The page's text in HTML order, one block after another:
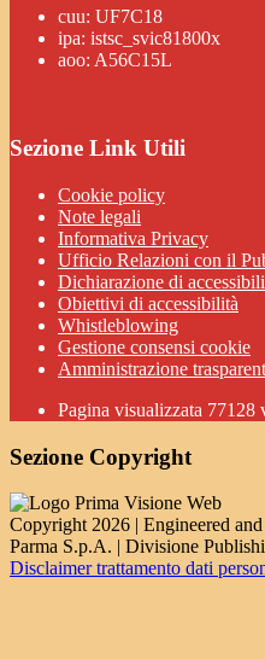
cuu: UF7C18
ipa: istsc_svic81800x
aoo: A56C15L
Sezione Link Utili
Cookie policy
Note legali
Informativa Privacy
Ufficio Relazioni con il
Dichiarazione di
Obiettivi di accessibilità
Whistleblowing
Gestione consensi cookie
Amministrazione
Pagina visualizzata 77128
Sezione Copyright
Copyright 2026 | Engineered
Parma S.p.A. | Divisione
Disclaimer trattamento dati